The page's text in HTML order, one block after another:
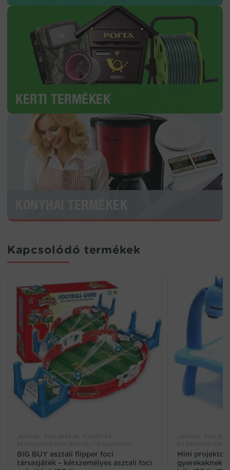
KERTI TERMÉKEK
Kapcsolódó termékek
BIG BUY asztali flipper foci
társasjáték – kétszemélyes asztali foci
Mini
gyerekeknek